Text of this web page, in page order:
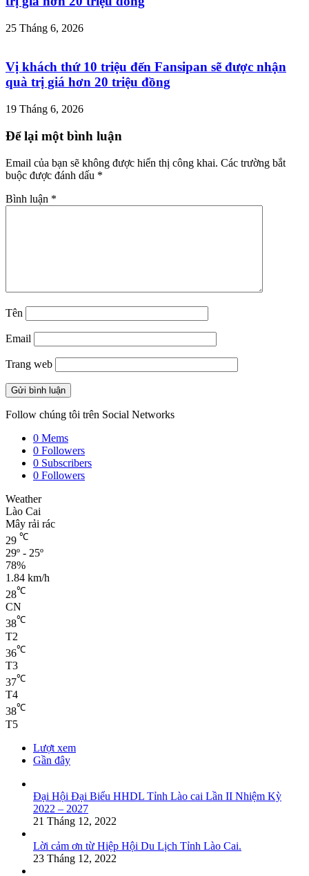
25 Tháng 6, 2026
Vị khách thứ 10 triệu đến Fansipan sẽ được nhận
quà trị giá hơn 20 triệu đồng
19 Tháng 6, 2026
Để lại một bình luận
Email của bạn sẽ không được hiển thị công khai. Các trường bắt
buộc được đánh dấu *
Bình luận *
Tên
Email
Trang web
Follow chúng tôi trên Social Networks
0 Mems
0 Followers
0 Subscribers
0 Followers
Weather
Lào Cai
Mây rải rác
29 ℃
29º - 25º
78%
1.84 km/h
28℃
CN
38℃
T2
36℃
T3
37℃
T4
38℃
T5
Lượt xem
Gần đây
Đại Hội Đại Biểu HHDL Tỉnh Lào cai Lần II Nhiệm Kỳ
2022 – 2027
21 Tháng 12, 2022
Lời cảm ơn từ Hiệp Hội Du Lịch Tỉnh Lào Cai.
23 Tháng 12, 2022